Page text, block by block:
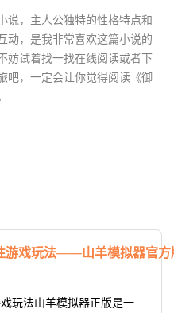
说，主人公独特的性格特点和
动，是我非常喜欢这篇小说的
妨试着找一找在线阅读或者下
吧，一定会让你觉得阅读《御
游戏玩法——山羊模拟器官方
玩法山羊模拟器正版是一